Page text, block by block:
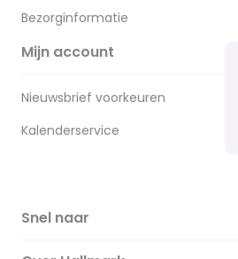
Bezorginformatie
Mijn account
Nieuwsbrief voorkeuren
Kalenderservice
Snel naar